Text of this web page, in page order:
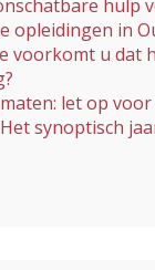
hulp
opleidingen in
voorkomt u dat
let op voor
synoptisch